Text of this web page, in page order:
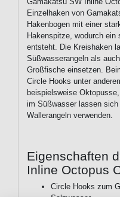
Einzelhaken von
Hakenbogen mit einer
Hakenspitze, wodurch
entsteht. Die Kreishaken
Süßwasserangeln als
Großfische einsetzen.
Circle Hooks unter
beispielsweise
im Süßwasser lassen
Wallerangeln verwenden.
Eigenschaften
Inline Octopus
Circle Hooks zum